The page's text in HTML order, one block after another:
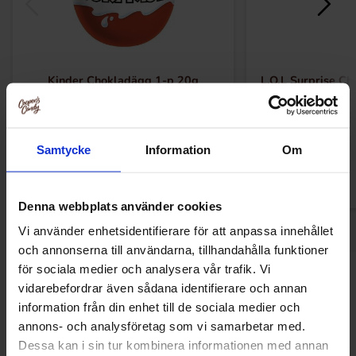
Samtycke Information Om
Denna webbplats använder cookies
Vi använder enhetsidentifierare för att anpassa innehållet
och annonserna till användarna, tillhandahålla funktioner
för sociala medier och analysera vår trafik. Vi
vidarebefordrar även sådana identifierare och annan
information från din enhet till de sociala medier och
annons- och analysföretag som vi samarbetar med.
Dessa kan i sin tur kombinera informationen med annan
Kinder Chokladägg 1-p 20g
L.O.L Surprise
Andra gillade